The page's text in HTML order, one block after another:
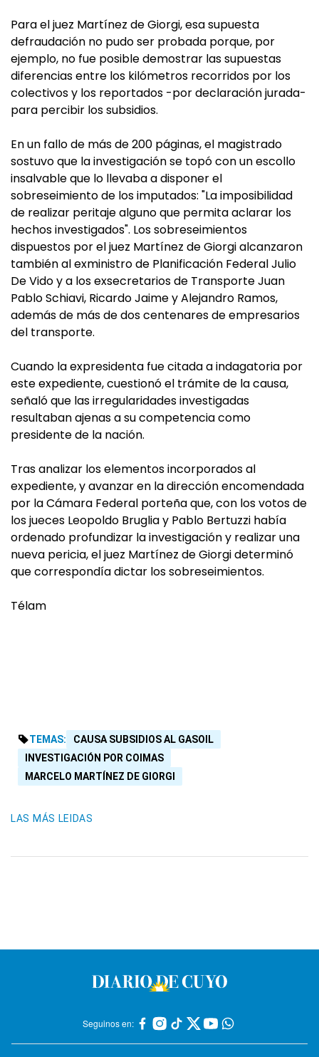
Para el juez Martínez de Giorgi, esa supuesta
defraudación no pudo ser probada porque, por
ejemplo, no fue posible demostrar las supuestas
diferencias entre los kilómetros recorridos por los
colectivos y los reportados -por declaración jurada-
para percibir los subsidios.
En un fallo de más de 200 páginas, el magistrado
sostuvo que la investigación se topó con un escollo
insalvable que lo llevaba a disponer el
sobreseimiento de los imputados: "La imposibilidad
de realizar peritaje alguno que permita aclarar los
hechos investigados". Los sobreseimientos
dispuestos por el juez Martínez de Giorgi alcanzaron
también al exministro de Planificación Federal Julio
De Vido y a los exsecretarios de Transporte Juan
Pablo Schiavi, Ricardo Jaime y Alejandro Ramos,
además de más de dos centenares de empresarios
del transporte.
Cuando la expresidenta fue citada a indagatoria por
este expediente, cuestionó el trámite de la causa,
señaló que las irregularidades investigadas
resultaban ajenas a su competencia como
presidente de la nación.
Tras analizar los elementos incorporados al
expediente, y avanzar en la dirección encomendada
por la Cámara Federal porteña que, con los votos de
los jueces Leopoldo Bruglia y Pablo Bertuzzi había
ordenado profundizar la investigación y realizar una
nueva pericia, el juez Martínez de Giorgi determinó
que correspondía dictar los sobreseimientos.
Télam
TEMAS:
CAUSA SUBSIDIOS AL GASOIL
INVESTIGACIÓN POR COIMAS
MARCELO MARTÍNEZ DE GIORGI
LAS MÁS LEIDAS
Seguinos en: